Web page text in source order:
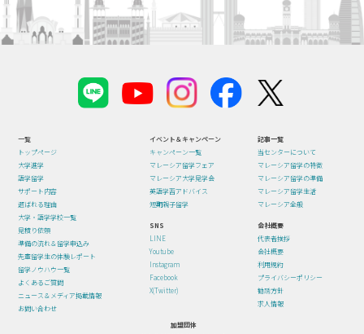
一覧
トップページ
大学進学
語学留学
サポート内容
選ばれる理由
大学・語学学校一覧
見積り依頼
準備の流れ＆留学申込み
先輩留学生の体験レポート
留学ノウハウ一覧
よくあるご質問
ニュース＆メディア掲載情報
お問い合わせ
イベント＆キャンペーン
キャンペーン一覧
マレーシア留学フェア
マレーシア大学見学会
英語学習アドバイス
短期親子留学
記事一覧
当センターについて
マレーシア留学の特徴
マレーシア留学の準備
マレーシア留学生活
マレーシア全般
SNS
LINE
Youtube
Instagram
Facebook
X(Twitter)
会社概要
代表者挨拶
会社概要
利用規約
プライバシーポリシー
勧誘方針
求人情報
加盟団体